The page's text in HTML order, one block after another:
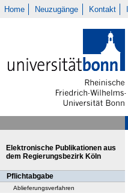
Home Neuzugänge Kontakt
Elektronische Publikationen aus
dem Regierungsbezirk Köln
Pflichtabgabe
Ablieferungsverfahren